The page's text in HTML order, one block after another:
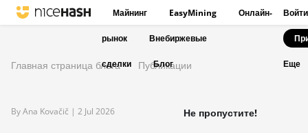
Майнинг EasyMining Онлайн-
рынок Внебиржевые
сделки Блог
Войти
Еще
Главная страница блога Публикации
By Ana Kovačič | 2 Jul 2026 Не пропустите!